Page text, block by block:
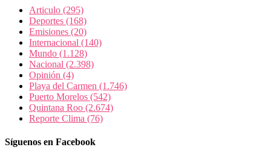
Articulo (295)
Deportes (168)
Emisiones (20)
Internacional (140)
Mundo (1.128)
Nacional (2.398)
Opinión (4)
Playa del Carmen (1.746)
Puerto Morelos (542)
Quintana Roo (2.674)
Reporte Clima (76)
Síguenos en Facebook